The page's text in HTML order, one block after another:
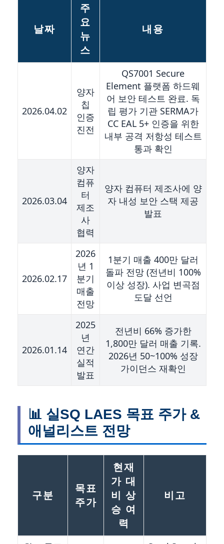
날짜
주
요
뉴
스
내용
2026.04.02
양자
칩
인증
진전
QS7001 Secure
Element 플랫폼 하드웨
어 보안 테스트 완료. 독
립 평가 기관 SERMA가
CC EAL 5+ 인증을 위한
내부 공격 저항성 테스트
통과 확인
2026.03.04
양자
컴퓨
터
제조
사
협력
양자 컴퓨터 제조사에 양
자 내성 보안 스택 제공
발표
2026.02.17
2026
년 1
분기
매출
전망
1분기 매출 400만 달러
돌파 전망 (전년비 100%
이상 성장). 사업 변곡점
도달 선언
2026.01.14
2025
년
연간
실적
발표
전년비 66% 증가한
1,800만 달러 매출 기록.
2026년 50~100% 성장
가이던스 재확인
📊 실SQ LAES 목표 주가 &
애널리스트 전망
구분
목표
주가
현재
가 대
비 상
승 여
력
비고